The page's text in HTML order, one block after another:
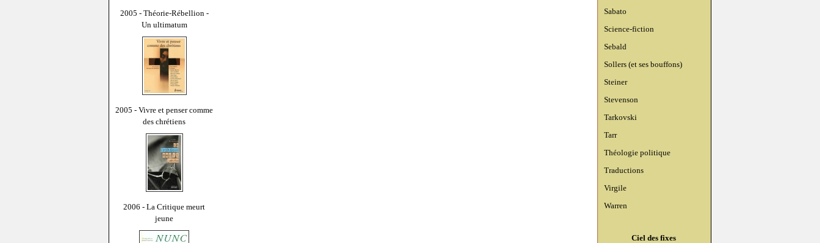
2005 - Théorie-Rébellion -
Un ultimatum
2005 - Vivre et penser comme
des chrétiens
2006 - La Critique meurt
jeune
Sabato
Science-fiction
Sebald
Sollers (et ses bouffons)
Steiner
Stevenson
Tarkovski
Tarr
Théologie politique
Traductions
Virgile
Warren
Ciel des fixes